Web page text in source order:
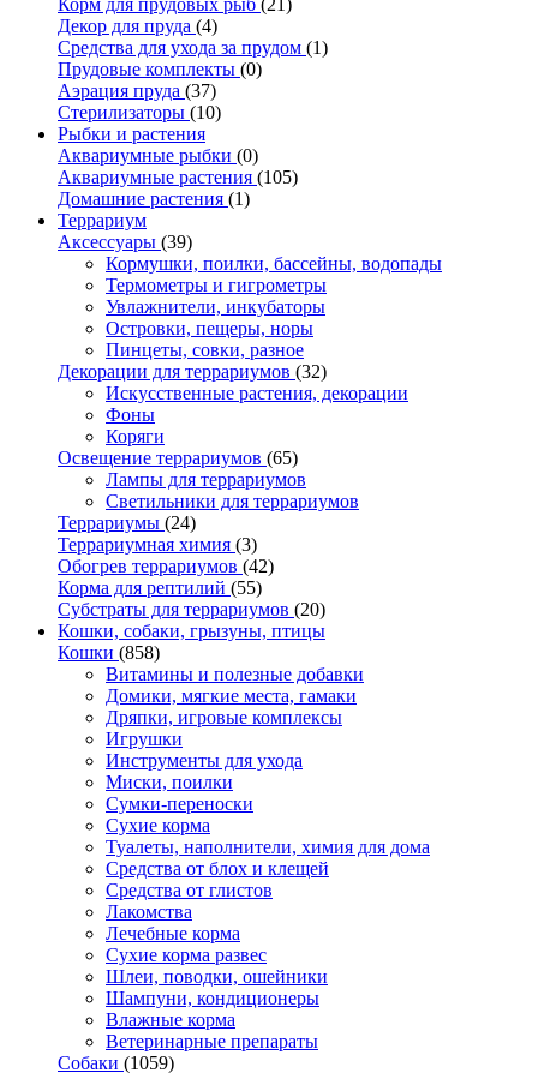
Декор для пруда (4)
Средства для ухода за прудом (1)
Прудовые комплекты (0)
Аэрация пруда (37)
Стерилизаторы (10)
Рыбки и растения
Аквариумные рыбки (0)
Аквариумные растения (105)
Домашние растения (1)
Террариум
Аксессуары (39)
Кормушки, поилки, бассейны, водопады
Термометры и гигрометры
Увлажнители, инкубаторы
Островки, пещеры, норы
Пинцеты, совки, разное
Декорации для террариумов (32)
Искусственные растения, декорации
Фоны
Коряги
Освещение террариумов (65)
Лампы для террариумов
Светильники для террариумов
Террариумы (24)
Террариумная химия (3)
Обогрев террариумов (42)
Корма для рептилий (55)
Субстраты для террариумов (20)
Кошки, собаки, грызуны, птицы
Кошки (858)
Витамины и полезные добавки
Домики, мягкие места, гамаки
Дряпки, игровые комплексы
Игрушки
Инструменты для ухода
Миски, поилки
Сумки-переноски
Сухие корма
Туалеты, наполнители, химия для дома
Средства от блох и клещей
Средства от глистов
Лакомства
Лечебные корма
Сухие корма развес
Шлеи, поводки, ошейники
Шампуни, кондиционеры
Влажные корма
Ветеринарные препараты
Собаки (1059)